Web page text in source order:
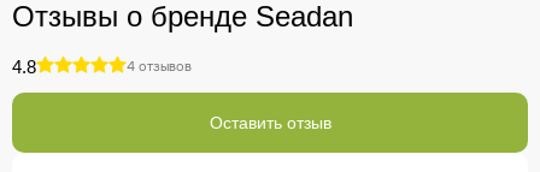
Отзывы о бренде Seadan
4.8 4 отзывов
Оставить отзыв